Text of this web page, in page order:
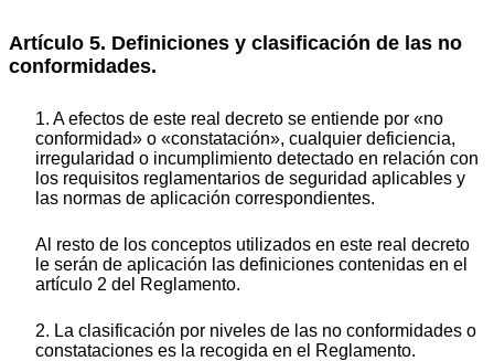
Artículo 5. Definiciones y clasificación de las no
conformidades.
1. A efectos de este real decreto se entiende por «no
conformidad» o «constatación», cualquier deficiencia,
irregularidad o incumplimiento detectado en relación con
los requisitos reglamentarios de seguridad aplicables y
las normas de aplicación correspondientes.
Al resto de los conceptos utilizados en este real decreto
le serán de aplicación las definiciones contenidas en el
artículo 2 del Reglamento.
2. La clasificación por niveles de las no conformidades o
constataciones es la recogida en el Reglamento.